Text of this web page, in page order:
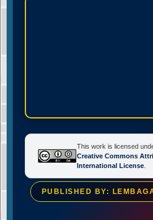
This work is licensed
Creative Commons
International License
PUBLISHED BY: